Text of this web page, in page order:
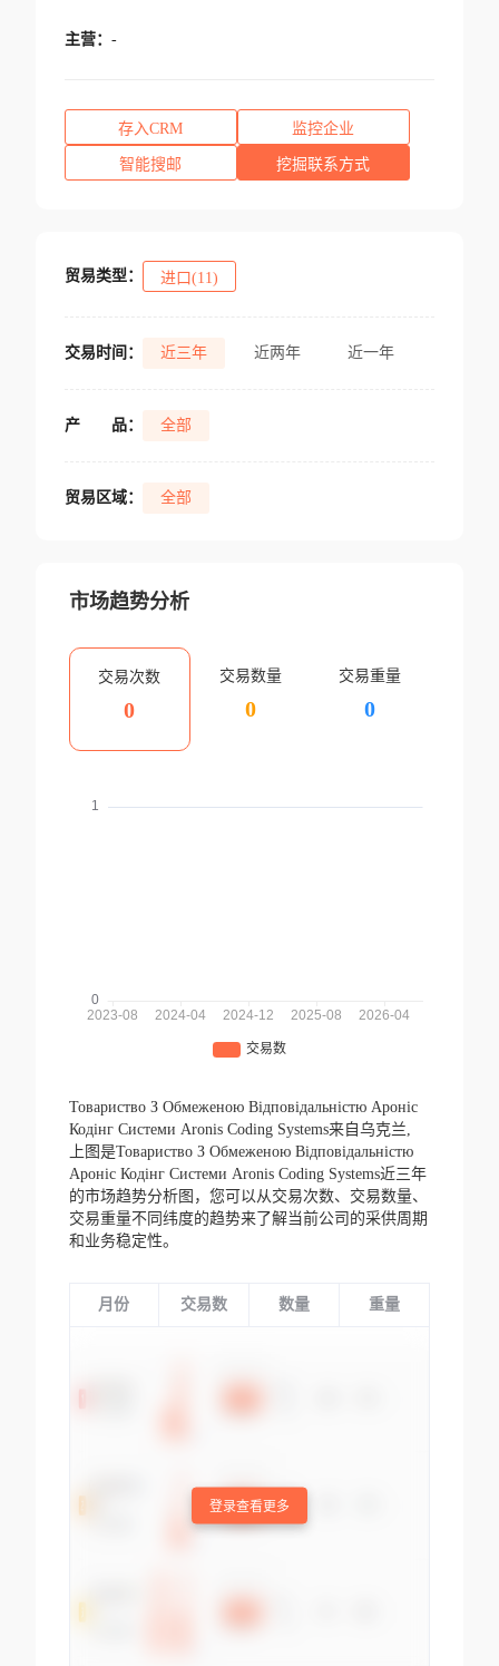
主营： -
存入CRM 监控企业
智能搜邮 挖掘联系方式
贸易类型： 进口(11)
交易时间： 近三年 近两年 近一年
产 品： 全部
贸易区域： 全部
市场趋势分析
交易次数
0
交易数量
0
交易重量
0
Товариство З Обмеженою Вiдповiдальнiстю Ароніс
Кодінг Системи Aronis Coding Systems来自乌克兰,
上图是Товариство З Обмеженою Вiдповiдальнiстю
Ароніс Кодінг Системи Aronis Coding Systems近三年
的市场趋势分析图，您可以从交易次数、交易数量、
交易重量不同纬度的趋势来了解当前公司的采供周期
和业务稳定性。
月份 交易数 数量 重量
登录查看更多